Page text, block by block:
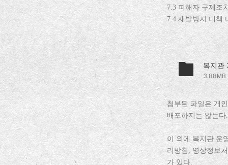
7.3피해자 구제조
7.4 재발방지 대책
3.88MB
첨부된 파일은 개
배포하지는 않는다.
이 외에 복지관 운
리방침, 영상정보
가 있다.